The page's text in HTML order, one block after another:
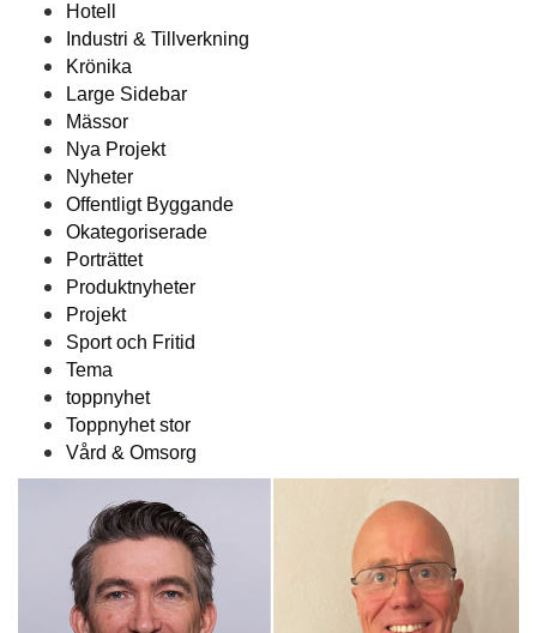
Hotell
Industri & Tillverkning
Krönika
Large Sidebar
Mässor
Nya Projekt
Nyheter
Offentligt Byggande
Okategoriserade
Porträttet
Produktnyheter
Projekt
Sport och Fritid
Tema
toppnyhet
Toppnyhet stor
Vård & Omsorg